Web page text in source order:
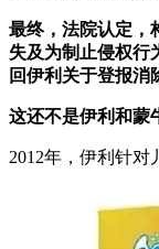
最终，法院认定，
失及为制止侵权行
回伊利关于登报消
这还不是伊利和蒙
2012年，伊利针对